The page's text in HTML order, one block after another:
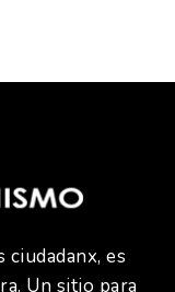
ciudadanx, es
Un sitio para